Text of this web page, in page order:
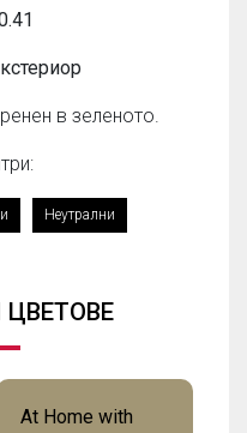
в зеленото.
Неутрални
At Home with